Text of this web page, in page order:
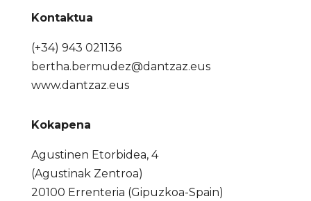
Kontaktua
(+34) 943 021136
bertha.bermudez@dantzaz.eus
www.dantzaz.eus
Kokapena
Agustinen Etorbidea, 4
(Agustinak Zentroa)
20100 Errenteria (Gipuzkoa-Spain)